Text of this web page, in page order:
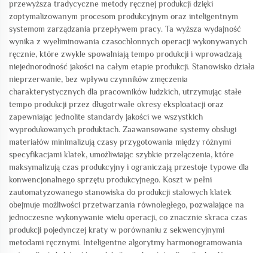
przewyższa tradycyczne metody ręcznej produkcji dzięki
zoptymalizowanym procesom produkcyjnym oraz inteligentnym
systemom zarządzania przepływem pracy. Ta wyższa wydajność
wynika z wyeliminowania czasochłonnych operacji wykonywanych
ręcznie, które zwykle spowalniają tempo produkcji i wprowadzają
niejednorodność jakości na całym etapie produkcji. Stanowisko działa
nieprzerwanie, bez wpływu czynników zmęczenia
charakterystycznych dla pracowników ludzkich, utrzymując stałe
tempo produkcji przez długotrwałe okresy eksploatacji oraz
zapewniając jednolite standardy jakości we wszystkich
wyprodukowanych produktach. Zaawansowane systemy obsługi
materiałów minimalizują czasy przygotowania między różnymi
specyfikacjami klatek, umożliwiając szybkie przełączenia, które
maksymalizują czas produkcyjny i ograniczają przestoje typowe dla
konwencjonalnego sprzętu produkcyjnego. Koszt w pełni
zautomatyzowanego stanowiska do produkcji stalowych klatek
obejmuje możliwości przetwarzania równoległego, pozwalające na
jednoczesne wykonywanie wielu operacji, co znacznie skraca czas
produkcji pojedynczej kraty w porównaniu z sekwencyjnymi
metodami ręcznymi. Inteligentne algorytmy harmonogramowania